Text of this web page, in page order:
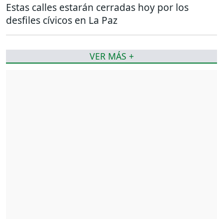
Estas calles estarán cerradas hoy por los
desfiles cívicos en La Paz
VER MÁS +